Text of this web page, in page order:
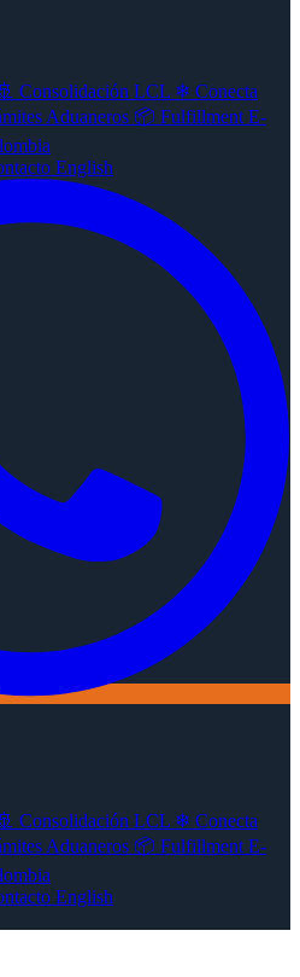
🚢 Consolidación LCL ❄ Conecta
Aduaneros 📦 Fulfillment E-
English
🚢 Consolidación LCL ❄ Conecta
Aduaneros 📦 Fulfillment E-
English